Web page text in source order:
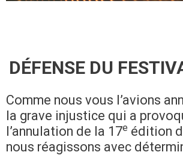
DÉFENSE DU
Comme nous vous l’avions
la grave injustice qui a
l’annulation de la 17e édition
nous réagissons avec